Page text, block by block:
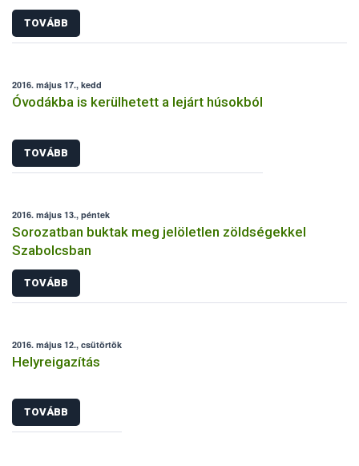
miatt
TOVÁBB
2016. május 17., kedd
Óvodákba is kerülhetett a lejárt húsokból
TOVÁBB
2016. május 13., péntek
Sorozatban buktak meg jelöletlen zöldségekkel
Szabolcsban
TOVÁBB
2016. május 12., csütörtök
Helyreigazítás
TOVÁBB